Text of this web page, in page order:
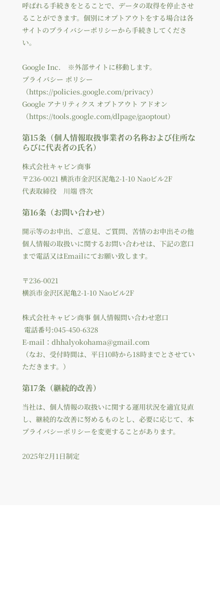
呼ばれる手続きをとることで、データの取得を停止させ
ることができます。個別にオプトアウトをする場合は各
サイトのプライバシーポリシーから手続きしてくださ
い。
Google Inc. ※外部サイトに移動します。
プライバシー ポリシー
（https://policies.google.com/privacy）
Google アナリティクス オプトアウト アドオン
（https://tools.google.com/dlpage/gaoptout）
第15条（個人情報取扱事業者の名称および住所な
らびに代表者の氏名）
株式会社キャビン商事
〒236-0021 横浜市金沢区泥亀2-1-10 Naoビル2F
代表取締役 川端 啓次
第16条（お問い合わせ）
開示等のお申出、ご意見、ご質問、苦情のお申出その他
個人情報の取扱いに関するお問い合わせは、下記の窓口
まで電話又はEmailにてお願い致します。
〒236-0021
横浜市金沢区泥亀2-1-10 Naoビル2F
株式会社キャビン商事 個人情報問い合わせ窓口
電話番号:045-450-6328
E-mail： dhhalyokohama@gmail.com
（なお、受付時間は、平日10時から18時までとさせてい
ただきます。）
第17条（継続的改善）
当社は、個人情報の取扱いに関する運用状況を適宜見直
し、継続的な改善に努めるものとし、必要に応じて、本
プライバシーポリシーを変更することがあります。
2025年2月1日制定